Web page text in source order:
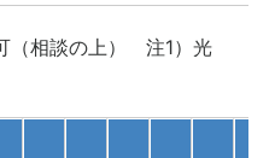
相談の上） 注1）光